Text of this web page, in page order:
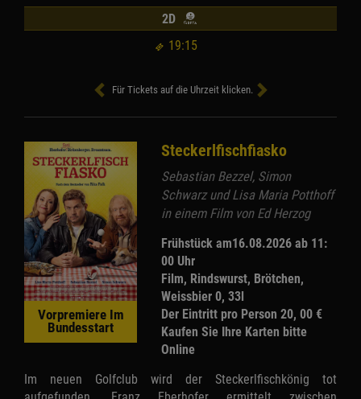
19:15
2D
Für Tickets auf die Uhrzeit klicken.
Vorpremiere Im
Bundesstart
Steckerlfischfiasko
Sebastian Bezzel, Simon
Schwarz und Lisa Maria Potthoff
in einem Film von Ed Herzog
Frühstück am16.08.2026 ab 11:
00 Uhr
Film, Rindswurst, Brötchen,
Weissbier 0, 33l
Der Eintritt pro Person 20, 00 €
Kaufen Sie Ihre Karten bitte
Online
Im neuen Golfclub wird der Steckerlfischkönig tot